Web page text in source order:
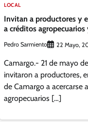
LOCAL
Invitan a productores y
a créditos
Pedro Sarmiento 22 Mayo,
Camargo.- 21 de mayo
invitaron a productores,
de Camargo a acercarse
agropecuarios […]